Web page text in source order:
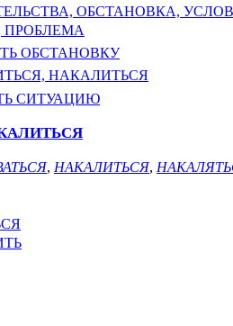
ОБСТАНОВКА,
ПРОБЛЕМА
ОБСТАНОВКУ
НАКАЛИТЬСЯ
СИТУАЦИЮ
, НАКАЛИТЬСЯ,